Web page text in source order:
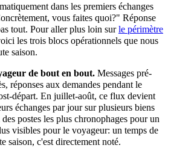
dans les premiers échanges
vous faites quoi?" Réponse
tout. Pour aller plus loin surle périmètre
les trois blocs opérationnels que nous
saison.
de bout en bout. Messages pré-
réponses aux demandes pendant le
départ. En juillet-août, ce flux devient
échanges par jour sur plusieurs biens
postes les plus chronophages pour un
visibles pour le voyageur: un temps de
saison, c'est directement noté.